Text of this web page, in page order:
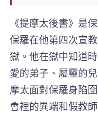
《提摩太後書》是
保羅在他第四次宣
獄。他在獄中知道
愛的弟子、屬靈的
摩太面對保羅身陷
會裡的異端和假教